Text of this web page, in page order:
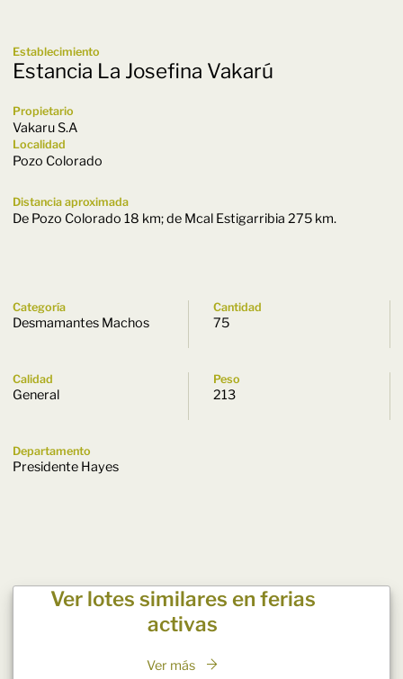
Establecimiento
Estancia La Josefina Vakarú
Propietario
Vakaru S.A
Localidad
Pozo Colorado
Distancia aproximada
De Pozo Colorado 18 km; de Mcal Estigarribia 275 km.
Categoría
Desmamantes Machos
Cantidad
75
Calidad
General
Peso
213
Departamento
Presidente Hayes
Ver lotes similares en ferias
activas
Ver más